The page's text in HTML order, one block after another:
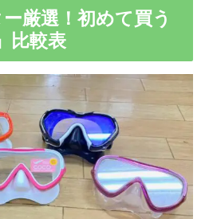
厳選！初めて買う
比較表